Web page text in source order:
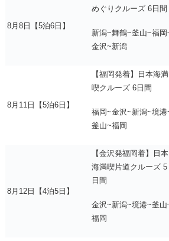
8月8日【5泊6日】
めぐりクルーズ 6日間
新潟~舞鶴~釜山~福岡
金沢~新潟
8月11日【5泊6日】
【福岡発着】日本海満
喫クルーズ 6日間
福岡~金沢~新潟~境港
釜山~福岡
8月12日【4泊5日】
【金沢発福岡着】日本
海満喫片道クルーズ 5
日間
金沢~新潟~境港~釜山
福岡